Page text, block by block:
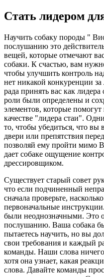
Стать лидером
Научить собаку породы "
послушанию это
вещей, которые отмечают
собаки. К счастью, вам
чтобы улучшить контроль
нет никакой конкуренции
рада принять вас как
роли были определены и
элементов, которые помогут
качестве "лидера стаи".
то, чтобы убедиться, что вы
двери или препятствия
позволяй ему пройти мимо
дает собаке ощущение
дрессировщиком.
Существует старый совет
что если подчиненный
сначала проверьте,
первоначальные
были неоднозначными. Это
послушанию. Ваша собака
пытаетесь научить, но вы
свои требования и каждый
команды. Наши слова ничего
хотя она узнает, какая
слова. Давайте команды